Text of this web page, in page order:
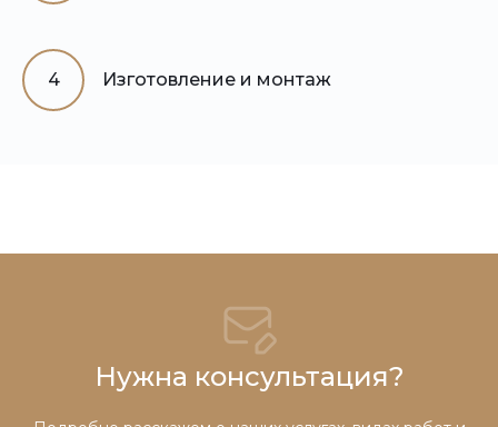
4 Изготовление и монтаж
Нужна консультация?